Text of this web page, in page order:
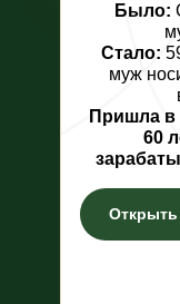
Было:
Стало:
муж
Пришла в
60